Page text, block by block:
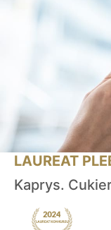
LAUREAT
Kaprys.